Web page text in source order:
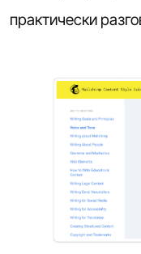
практически